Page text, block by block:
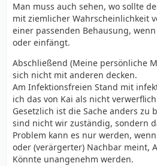
Man muss auch sehen, wo sollte
mit ziemlicher Wahrscheinlichkeit
einer passenden Behausung,
oder einfängt.
Abschließend (Meine persönliche
sich nicht mit anderen decken.
Am Infektionsfreien Stand mit
ich das von Kai als nicht
Gesetzlich ist die Sache anders zu
sind nicht wir zuständig, sondern
Problem kann es nur werden,
oder (verärgerter) Nachbar meint,
Könnte unangenehm werden.